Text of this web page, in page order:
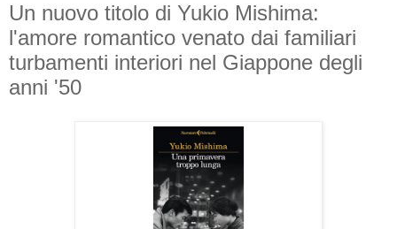
Un nuovo titolo di Yukio Mishima:
l'amore romantico venato dai familiari
turbamenti interiori nel Giappone degli
anni '50